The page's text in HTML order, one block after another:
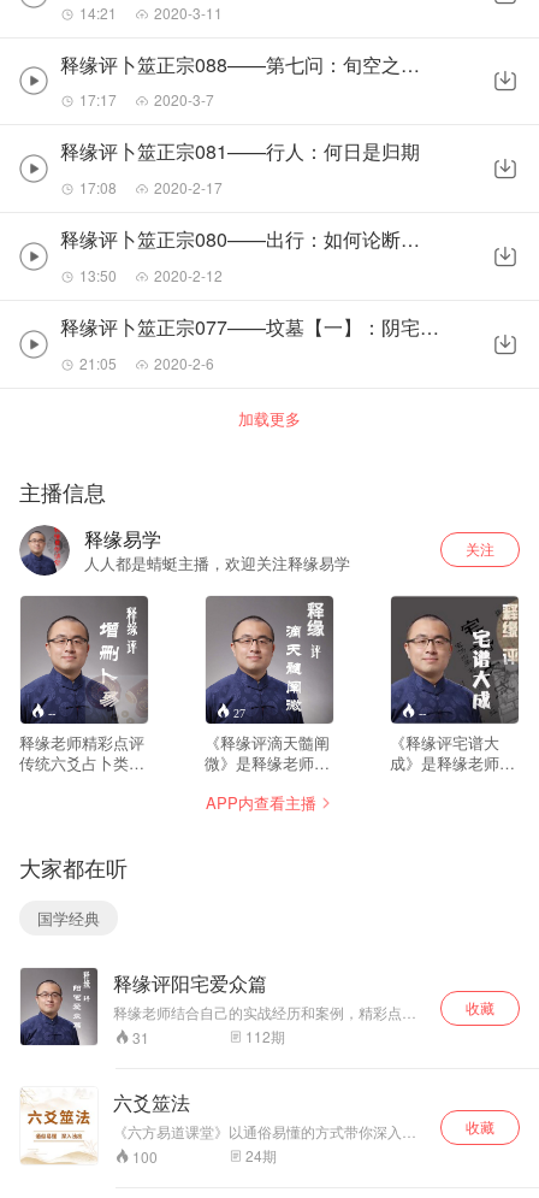
14:21 2020-3-11
释缘评卜筮正宗088——第七问：旬空之断法
17:17 2020-3-7
释缘评卜筮正宗081——行人：何日是归期
17:08 2020-2-17
释缘评卜筮正宗080——出行：如何论断吉凶
13:50 2020-2-12
释缘评卜筮正宗077——坟墓【一】：阴宅风水吉凶
21:05 2020-2-6
加载更多
主播信息
释缘易学
人人都是蜻蜓主播，欢迎关注释缘易学
关注
--
释缘老师精彩点评
传统六爻占卜类经
各种点评书目，并
结合自身经验，对
增删卜易所有赋文
和卦例进行详细解
彩纷呈，实为六爻
研习朋友们入门之
捷径。适于茶余饭
后、运动健身期间
必备的同步学习伴
27
《释缘评滴天髓阐
微》是释缘老师自
评渊海子平》及
家之长，将更多的
理论思考和实战技
巧融合到该部点评
课程中，相信能够
觉。全套点评共
108讲。公开版本
99讲，剩余9讲作
--
《释缘评宅谱大
成》是释缘老师点
法、紫白调替、七
政四余、实战案例
为一体的一部阳宅
迎对阳宅风水感兴
趣的朋友参与学习
APP内查看主播
大家都在听
国学经典
释缘评阳宅爱众篇
释缘老师结合自己的实战经历和案例，精彩点评
阳宅经典古籍——《阳宅爱众篇》
31 112期
收藏
六爻筮法
《六方易道课堂》以通俗易懂的方式带你深入学
习六爻筮法 也为更多热爱传统易学文化的人群提
供最易懂，最落地、最实用的易学知识。 六方易
100 24期
收藏